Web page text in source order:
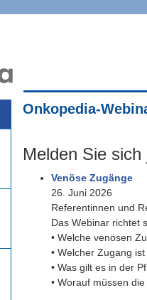
Onkopedia-
Melden Sie
Venöse Zugänge
26. Juni 2026
Referentinnen und
Das Webinar richtet
• Welche venösen
• Welcher Zugang
• Was gilt es in der
• Worauf müssen